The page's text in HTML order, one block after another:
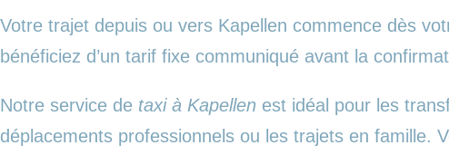
Votre trajet depuis ou vers Kapellen commence dès
bénéficiez d’un tarif fixe communiqué avant la
Notre service de taxi à Kapellen est idéal pour les
déplacements professionnels ou les trajets en famille.